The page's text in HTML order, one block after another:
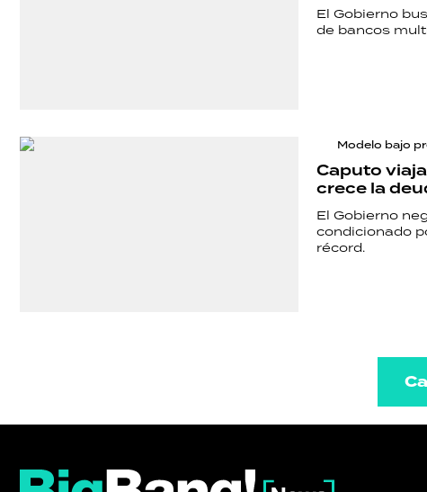
El Gobierno
de bancos
Modelo bajo
Caputo
crece la
El Gobierno
condicionado
récord.